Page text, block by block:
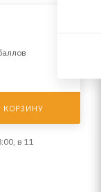
КОРЗИНУ
в 11